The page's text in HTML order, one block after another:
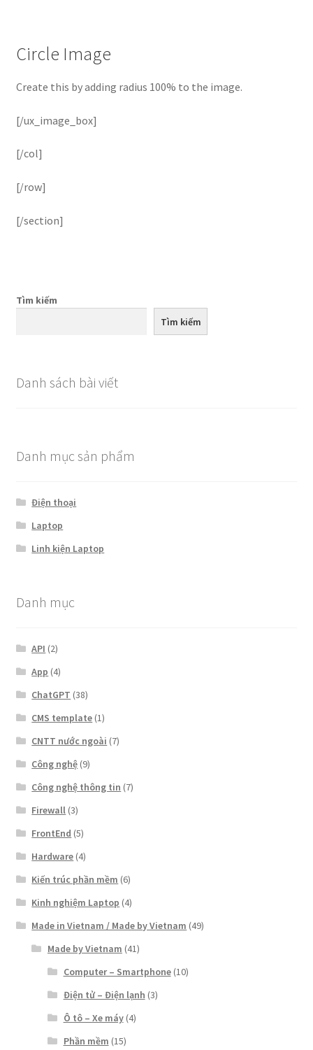
Circle Image
Create this by adding radius 100% to the image.
[/ux_image_box]
[/col]
[/row]
[/section]
Tìm kiếm
Tìm kiếm
Danh sách bài viết
Danh mục sản phẩm
Điện thoại
Laptop
Linh kiện Laptop
Danh mục
API (2)
App (4)
ChatGPT (38)
CMS template (1)
CNTT nước ngoài (7)
Công nghệ (9)
Công nghệ thông tin (7)
Firewall (3)
FrontEnd (5)
Hardware (4)
Kiến trúc phần mềm (6)
Kinh nghiệm Laptop (4)
Made in Vietnam / Made by Vietnam (49)
Made by Vietnam (41)
Computer – Smartphone(10)
Điện tử – Điện lạnh (3)
Ô tô – Xe máy(4)
Phần mềm (15)